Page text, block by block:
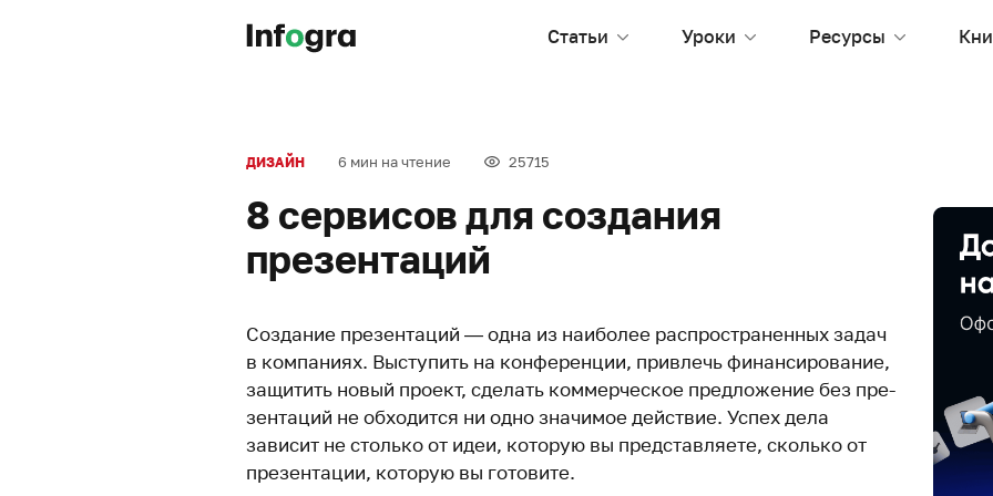
Статьи Уроки Ресурсы
ДИЗАЙН 6 мин на чтение 25715
8 сервисов для создания
презентаций
Создание пре­зен­таций — одна из наи­более рас­про­стра­ненных задач
в ком­па­ниях. Выступить на кон­фе­ренции, при­влечь финан­си­ро­вание,
защи­тить новый проект, сде­лать ком­мер­че­ское предложение без пре­
зен­таций не обхо­дится ни одно зна­чимое дей­ствие. Успех дела
зависит не столько от идеи, которую вы пред­став­ляете, сколько от
пре­зен­тации, которую вы гото­вите.